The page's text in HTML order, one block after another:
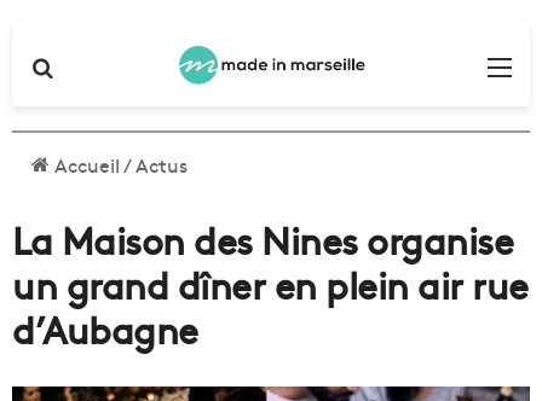
Accueil/Actus
La Maison des Nines organise
un grand dîner en plein air rue
d’Aubagne